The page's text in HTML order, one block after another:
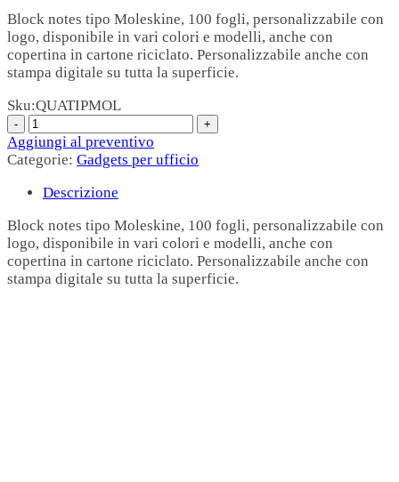
Block notes tipo Moleskine, 100 fogli, personalizzabile con
logo, disponibile in vari colori e modelli, anche con
copertina in cartone riciclato. Personalizzabile anche con
stampa digitale su tutta la superficie.
Sku:QUATIPMOL
Aggiungi al preventivo
Categorie: Gadgets per ufficio
Descrizione
Block notes tipo Moleskine, 100 fogli, personalizzabile con
logo, disponibile in vari colori e modelli, anche con
copertina in cartone riciclato. Personalizzabile anche con
stampa digitale su tutta la superficie.